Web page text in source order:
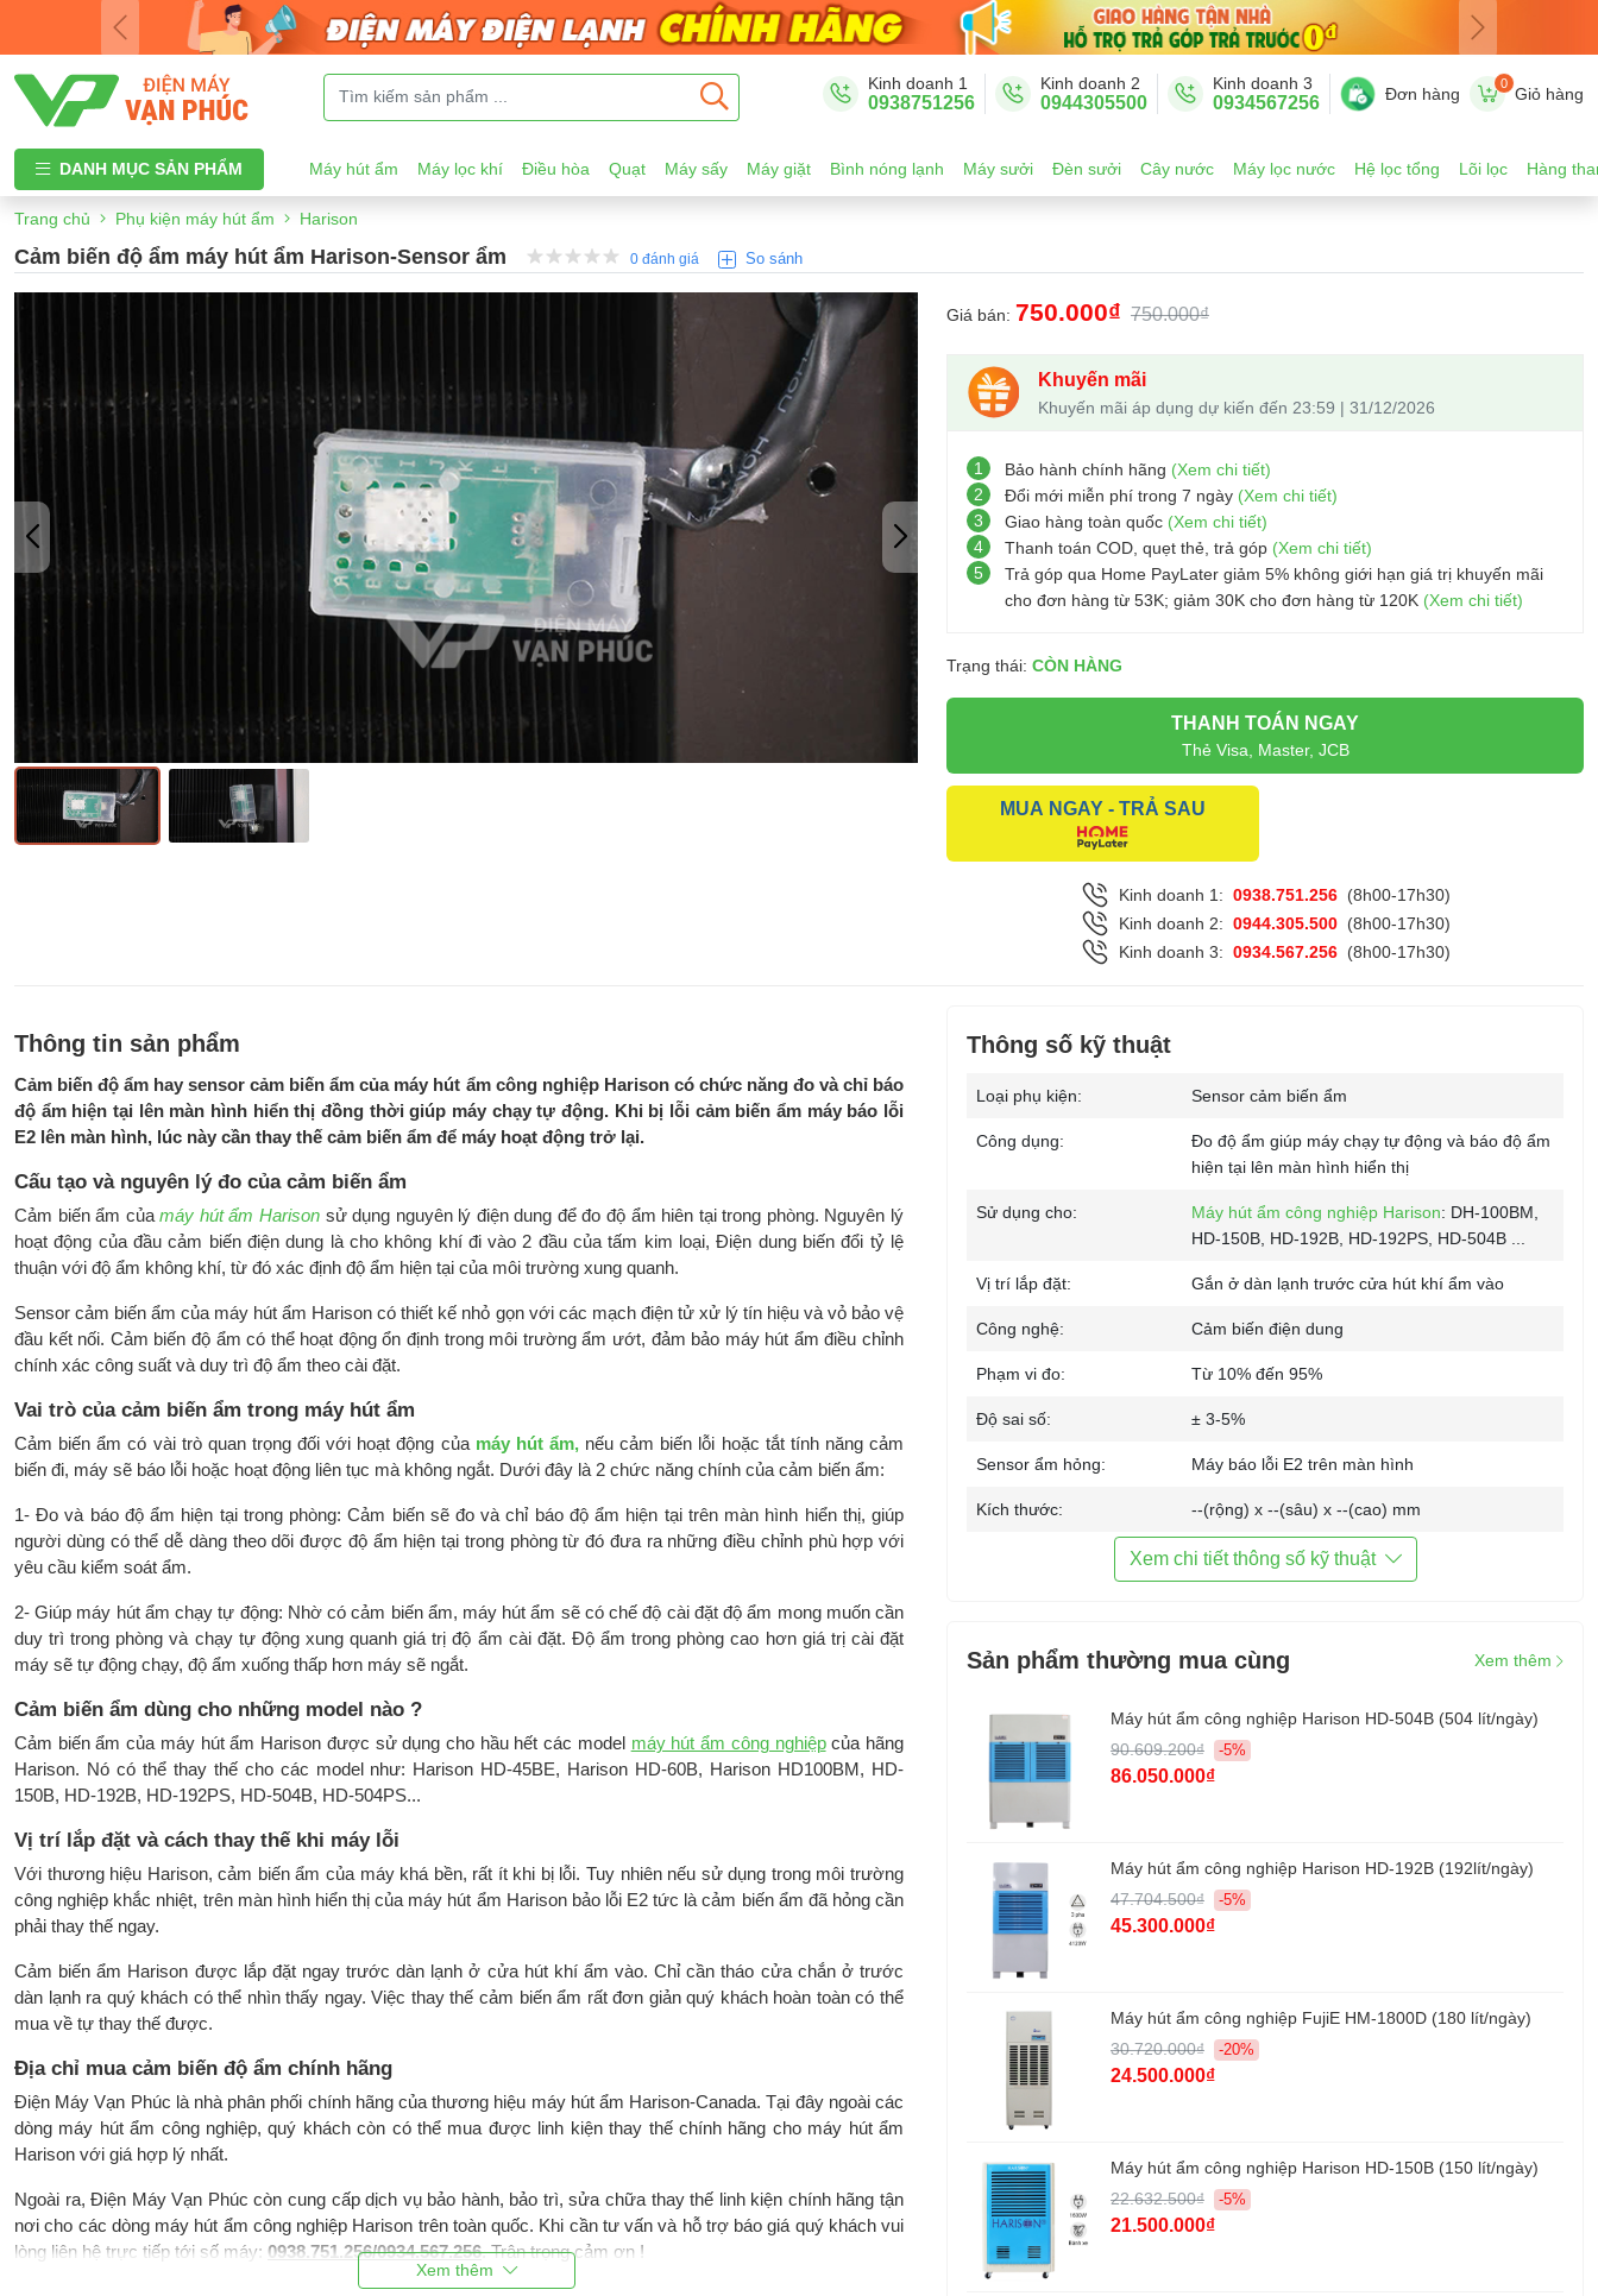
Kinh doanh 1
0938751256
Kinh doanh 2
0944305500
Kinh doanh 3
0934567256 Đơn hàng
0
Giỏ hàng
DANH MỤC SẢN PHẨM Máy hút ẩm Máy lọc khí Điều hòa Quạt Máy sấy Máy giặt Bình nóng lạnh Máy sưởi Đèn sưởi Cây nước Máy lọc nước Hệ lọc tổng Lõi lọc Hàng
Trang chủ Phụ kiện máy hút ẩm Harison
Cảm biến độ ẩm máy hút ẩm Harison-Sensor ẩm 0 đánh giá So sánh
Giá bán: 750.000₫ 750.000₫
Khuyến mãi
Khuyến mãi áp dụng dự kiến đến 23:59 | 31/12/2026
1 Bảo hành chính hãng (Xem chi tiết)
2
Đổi mới miễn phí trong 7 ngày (Xem chi tiết)
3
Giao hàng toàn quốc (Xem chi tiết)
4
Thanh toán COD, quẹt thẻ, trả góp (Xem chi tiết)
5
Trả góp qua Home PayLater giảm 5% không giới hạn giá trị khuyến mãi
cho đơn hàng từ 53K; giảm 30K cho đơn hàng từ 120K (Xem chi tiết)
Trạng thái: CÒN HÀNG
THANH TOÁN NGAY
Thẻ Visa, Master, JCB
MUA NGAY - TRẢ SAU
Kinh doanh 1: 0938.751.256 (8h00-17h30)
Kinh doanh 2: 0944.305.500 (8h00-17h30)
Kinh doanh 3: 0934.567.256 (8h00-17h30)
Thông tin sản phẩm
Cảm biến độ ẩm hay sensor cảm biến ẩm của máy hút ẩm công nghiệp Harison có chức năng đo và chỉ báo
độ ẩm hiện tại lên màn hình hiển thị đồng thời giúp máy chạy tự động. Khi bị lỗi cảm biến ẩm máy báo lỗi
E2 lên màn hình, lúc này cần thay thế cảm biến ẩm để máy hoạt động trở lại.
Cấu tạo và nguyên lý đo của cảm biến ẩm
Cảm biến ẩm củamáy hút ẩm Harisonsử dụng nguyên lý điện dung để đo độ ẩm hiên tại trong phòng. Nguyên lý
hoạt động của đầu cảm biến điện dung là cho không khí đi vào 2 đầu của tấm kim loại, Điện dung biến đổi tỷ lệ
thuận với độ ẩm không khí, từ đó xác định độ ẩm hiện tại của môi trường xung quanh.
Sensor cảm biến ẩm của máy hút ẩm Harison có thiết kế nhỏ gọn với các mạch điện tử xử lý tín hiệu và vỏ bảo vệ
đầu kết nối. Cảm biến độ ẩm có thể hoạt động ổn định trong môi trường ẩm ướt, đảm bảo máy hút ẩm điều chỉnh
chính xác công suất và duy trì độ ẩm theo cài đặt.
Vai trò của cảm biến ẩm trong máy hút ẩm
Cảm biến ẩm có vài trò quan trọng đối với hoạt động của máy hút ẩm,nếu cảm biến lỗi hoặc tắt tính năng cảm
biến đi, máy sẽ báo lỗi hoặc hoạt động liên tục mà không ngắt. Dưới đây là 2 chức năng chính của cảm biến ẩm:
1- Đo và báo độ ẩm hiện tại trong phòng: Cảm biến sẽ đo và chỉ báo độ ẩm hiện tại trên màn hình hiển thị, giúp
người dùng có thể dễ dàng theo dõi được độ ẩm hiện tại trong phòng từ đó đưa ra những điều chỉnh phù hợp với
yêu cầu kiểm soát ẩm.
2- Giúp máy hút ẩm chạy tự động: Nhờ có cảm biến ẩm, máy hút ẩm sẽ có chế độ cài đặt độ ẩm mong muốn cần
duy trì trong phòng và chạy tự động xung quanh giá trị độ ẩm cài đặt. Độ ẩm trong phòng cao hơn giá trị cài đặt
máy sẽ tự động chạy, độ ẩm xuống thấp hơn máy sẽ ngắt.
Cảm biến ẩm dùng cho những model nào ?
Cảm biến ẩm của máy hút ẩm Harison được sử dụng cho hầu hết các model máy hút ẩm công nghiệpcủa hãng
Harison. Nó có thể thay thế cho các model như: Harison HD-45BE, Harison HD-60B, Harison HD100BM, HD-
150B, HD-192B, HD-192PS, HD-504B, HD-504PS...
Vị trí lắp đặt và cách thay thế khi máy lỗi
Với thương hiệu Harison, cảm biến ẩm của máy khá bền, rất ít khi bị lỗi. Tuy nhiên nếu sử dụng trong môi trường
công nghiệp khắc nhiệt, trên màn hình hiển thị của máy hút ẩm Harison bảo lỗi E2 tức là cảm biến ẩm đã hỏng cần
phải thay thế ngay.
Cảm biến ẩm Harison được lắp đặt ngay trước dàn lạnh ở cửa hút khí ẩm vào. Chỉ cần tháo cửa chắn ở trước
dàn lạnh ra quý khách có thể nhìn thấy ngay. Việc thay thế cảm biến ẩm rất đơn giản quý khách hoàn toàn có thể
mua về tự thay thế được.
Địa chỉ mua cảm biến độ ẩm chính hãng
Điện Máy Vạn Phúc là nhà phân phối chính hãng của thương hiệu máy hút ẩm Harison-Canada. Tại đây ngoài các
dòng máy hút ẩm công nghiệp, quý khách còn có thể mua được linh kiện thay thế chính hãng cho máy hút ẩm
Harison với giá hợp lý nhất.
Ngoài ra, Điện Máy Vạn Phúc còn cung cấp dịch vụ bảo hành, bảo trì, sửa chữa thay thế linh kiện chính hãng tận
nơi cho các dòng máy hút ẩm công nghiệp Harison trên toàn quốc. Khi cần tư vấn và hỗ trợ báo giá quý khách vui
lòng liên hệ trực tiếp tới số máy: 0938.751.256/0934.567.256. Trân trọng cảm ơn !
Thông số kỹ thuật
Loại phụ kiện: Sensor cảm biến ẩm
Công dụng:
Đo độ ẩm giúp máy chạy tự động và báo độ ẩm
hiện tại lên màn hình hiển thị
Sử dụng cho: Máy hút ẩm công nghiệp Harison: DH-100BM,
HD-150B, HD-192B, HD-192PS, HD-504B ...
Vị trí lắp đặt: Gắn ở dàn lạnh trước cửa hút khí ẩm vào
Công nghệ: Cảm biến điện dung
Phạm vi đo: Từ 10% đến 95%
Độ sai số: ± 3-5%
Sensor ẩm hỏng: Máy báo lỗi E2 trên màn hình
Kích thước: --(rộng) x --(sâu) x --(cao) mm
--- g
Sản xuất tại:
Xem chi tiết thông số kỹ thuật
Sản phẩm thường mua cùng Xem thêm
Máy hút ẩm công nghiệp Harison HD-504B (504 lít/ngày)
90.609.200₫
-5%
86.050.000₫
Máy hút ẩm công nghiệp Harison HD-192B (192lít/ngày)
47.704.500₫
-5%
45.300.000₫
Máy hút ẩm công nghiệp FujiE HM-1800D (180 lít/ngày)
30.720.000₫
-20%
24.500.000₫
Máy hút ẩm công nghiệp Harison HD-150B (150 lít/ngày)
22.632.500₫
-5%
21.500.000₫